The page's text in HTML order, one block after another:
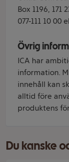
Box 1196, 171
077-111 10 00
Övrig
ICA har
information.
innehåll kan
alltid före
produktens
Du kanske